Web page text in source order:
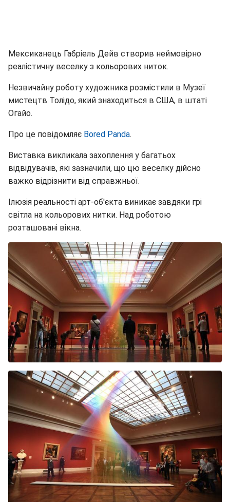
Мексиканець Габріель Дейв створив неймовірно
реалістичну веселку з кольорових ниток.
Незвичайну роботу художника розмістили в Музеї
мистецтв Толідо, який знаходиться в США, в штаті
Огайо.
Про це повідомляє Bored Panda.
Виставка викликала захоплення у багатьох
відвідувачів, які зазначили, що цю веселку дійсно
важко відрізнити від справжньої.
Ілюзія реальності арт-об'єкта виникає завдяки грі
світла на кольорових нитки. Над роботою
розташовані вікна.